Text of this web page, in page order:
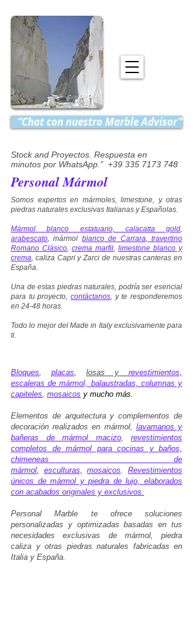
Personal Mármol
Somos expertos en mármoles, limestone, y otras
piedras naturales exclusivas Italianas y Españolas.
Mármol blanco estatuario, calacatta gold,
arabescato, mármol blanco de Carrara, travertino
Romano Clásico, crema marfil, limestone blanco y
crema, caliza Capri y Zarci de nuestras canteras en
España.
Una de estas piedras naturales, podría ser esencial
para tu proyecto, contáctanos, y te responderemos
en 24-48 horas.
Todo lo mejor del Made in Italy exclusivamente para
ti.
“Chat con nuestro Marble Advisor”
Stock and Proyectos. Respuesta en
minutos por WhatsApp.” +39 335 7173 748
Bloques, placas, losas y revestimientos,
escaleras de mármol, balaustradas, columnas y
capiteles, mosaicos y mucho más.
Elementos de arquitectura y complementos de
decoración realizados en mármol, lavamanos y
bañeras de mármol macizo, revestimientos
completos de mármol para cocinas y baños,
chimeneas de
mármol, esculturas,mosaicos.Revestimientos
únicos de mármol y piedra de lujo, elaborados
con acabados originales y exclusivos.
Personal Marble te ofrece soluciones
personalizadas y optimizadas basadas en tus
necesidades exclusivas de mármol, piedra
caliza y otras piedras naturales fabricadas en
Italia y España.